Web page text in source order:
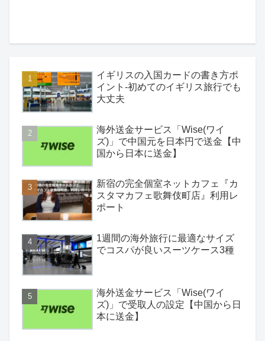
イギリスの入国カードの書き方ポ
イント-初めてのイギリス旅行でも
大丈夫
海外送金サービス「Wise(ワイ
ズ)」で中国元を日本円で送金【中
国から日本に送金】
新宿の完全個室ネットカフェ『カ
スタマカフェ歌舞伎町店』利用レ
ポート
1週間の海外旅行に最適なサイズ
でコスパが良いスーツケース3種
海外送金サービス「Wise(ワイ
ズ)」で受取人の設定【中国から日
本に送金】